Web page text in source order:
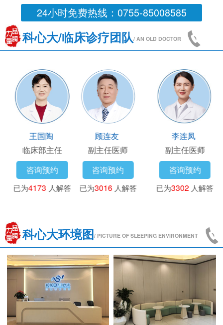
24小时免费热线：0755-85008585
科心大/临床诊疗团队/ AN OLD DOCTOR
王凯
主任医师
咨询预约
已为3718人解答
王国陶
临床部主任
咨询预约
已为4173人解答
顾连友
副主任医师
咨询预约
已为3016人解答
科心大环境图/ PICTURE OF SLEEPING ENVIRONMENT